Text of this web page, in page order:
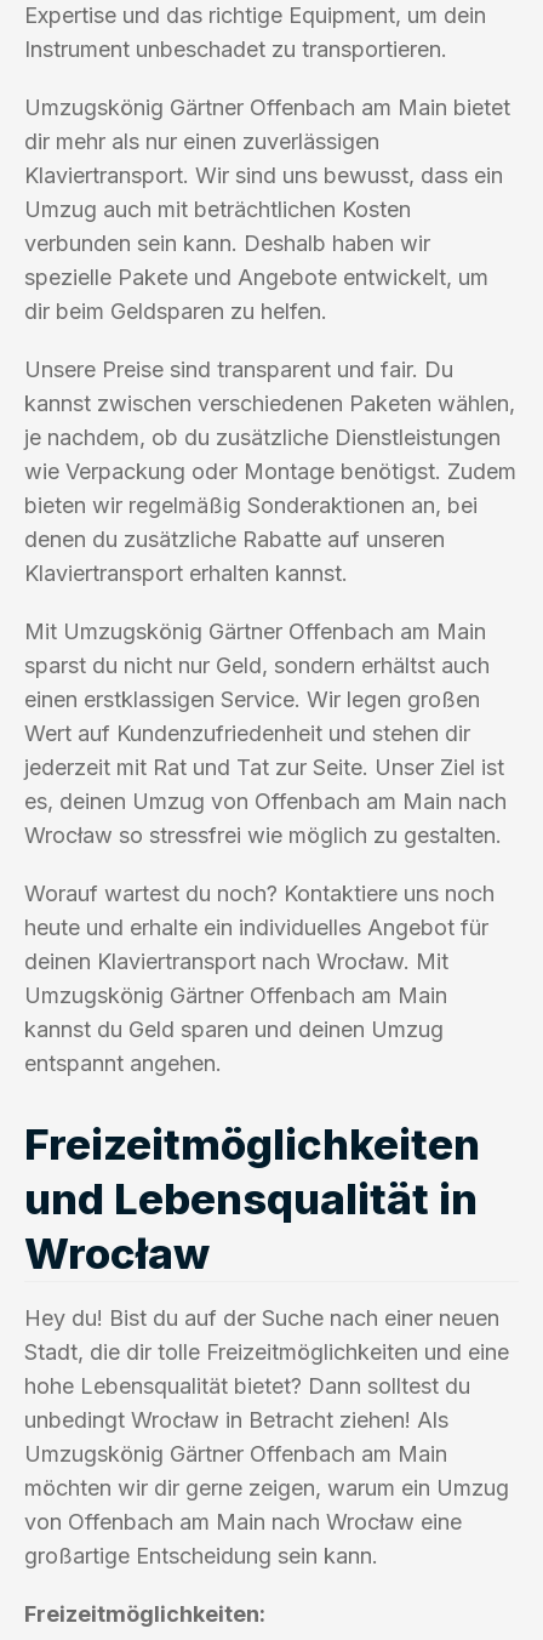
Expertise und das richtige Equipment, um dein
Instrument unbeschadet zu transportieren.
Umzugskönig Gärtner Offenbach am Main bietet
dir mehr als nur einen zuverlässigen
Klaviertransport. Wir sind uns bewusst, dass ein
Umzug auch mit beträchtlichen Kosten
verbunden sein kann. Deshalb haben wir
spezielle Pakete und Angebote entwickelt, um
dir beim Geldsparen zu helfen.
Unsere Preise sind transparent und fair. Du
kannst zwischen verschiedenen Paketen wählen,
je nachdem, ob du zusätzliche Dienstleistungen
wie Verpackung oder Montage benötigst. Zudem
bieten wir regelmäßig Sonderaktionen an, bei
denen du zusätzliche Rabatte auf unseren
Klaviertransport erhalten kannst.
Mit Umzugskönig Gärtner Offenbach am Main
sparst du nicht nur Geld, sondern erhältst auch
einen erstklassigen Service. Wir legen großen
Wert auf Kundenzufriedenheit und stehen dir
jederzeit mit Rat und Tat zur Seite. Unser Ziel ist
es, deinen Umzug von Offenbach am Main nach
Wrocław so stressfrei wie möglich zu gestalten.
Worauf wartest du noch? Kontaktiere uns noch
heute und erhalte ein individuelles Angebot für
deinen Klaviertransport nach Wrocław. Mit
Umzugskönig Gärtner Offenbach am Main
kannst du Geld sparen und deinen Umzug
entspannt angehen.
Freizeitmöglichkeiten
und Lebensqualität in
Wrocław
Hey du! Bist du auf der Suche nach einer neuen
Stadt, die dir tolle Freizeitmöglichkeiten und eine
hohe Lebensqualität bietet? Dann solltest du
unbedingt Wrocław in Betracht ziehen! Als
Umzugskönig Gärtner Offenbach am Main
möchten wir dir gerne zeigen, warum ein Umzug
von Offenbach am Main nach Wrocław eine
großartige Entscheidung sein kann.
Freizeitmöglichkeiten: